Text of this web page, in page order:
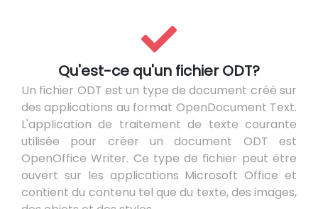
Qu'est-ce qu'un fichier ODT?
Un fichier ODT est un type de document créé sur
des applications au format OpenDocument Text.
L'application de traitement de texte courante
utilisée pour créer un document ODT est
OpenOffice Writer. Ce type de fichier peut être
ouvert sur les applications Microsoft Office et
contient du contenu tel que du texte, des images,